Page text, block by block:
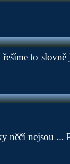
řešíme to
něčí nejsou ...